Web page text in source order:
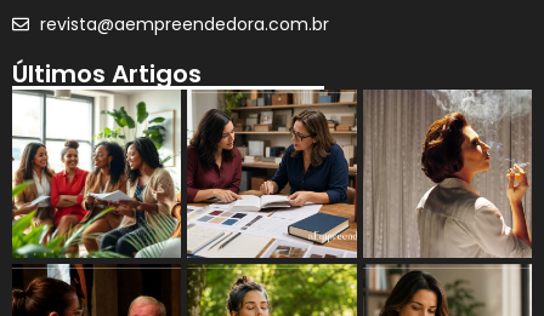
revista@aempreendedora.com.br
Últimos Artigos